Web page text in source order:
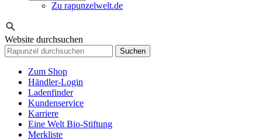
Zu rapunzelwelt.de
Website durchsuchen
Suchen
Zum Shop
Händler-Login
Ladenfinder
Kundenservice
Karriere
Eine Welt Bio-Stiftung
Merkliste